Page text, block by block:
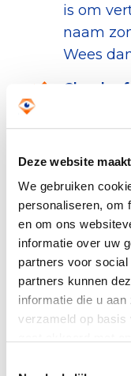
Deze website
We gebruiken
personaliseren, om
en om ons
informatie over uw
partners voor
partners kunnen
informatie die u
verzameld op basis
is om
naam
Wees
Check
Wordt
Erkend
Sinds
ook door